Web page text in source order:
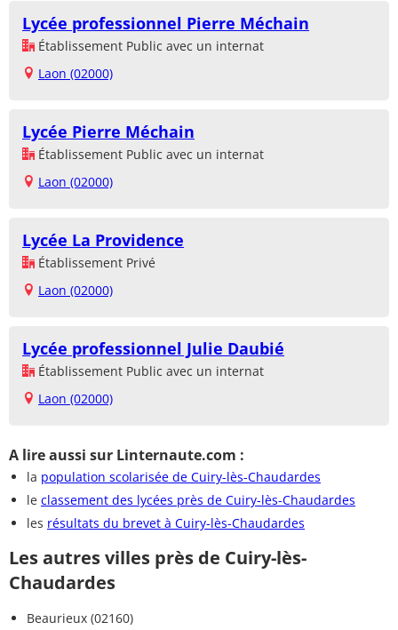
Lycée professionnel Pierre Méchain
Établissement Public avec un internat
Laon (02000)
Lycée Pierre Méchain
Établissement Public avec un internat
Laon (02000)
Lycée La Providence
Établissement Privé
Laon (02000)
Lycée professionnel Julie Daubié
Établissement Public avec un internat
Laon (02000)
A lire aussi sur Linternaute.com :
la population scolarisée de Cuiry-lès-Chaudardes
le classement des lycées près de Cuiry-lès-Chaudardes
les résultats du brevet à Cuiry-lès-Chaudardes
Les autres villes près de Cuiry-lès-
Chaudardes
Beaurieux (02160)